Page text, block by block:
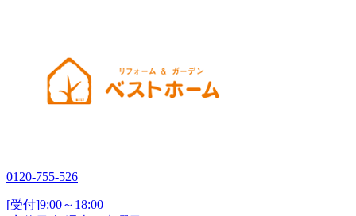
0120-755-526
[受付]9:00～18:00